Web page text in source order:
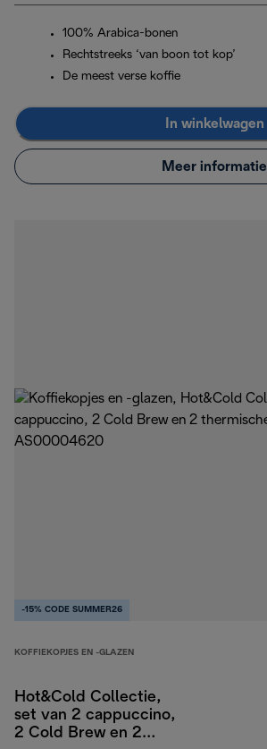
100% Arabica-bonen
Rechtstreeks ‘van boon tot kop’
De meest verse koffie
In winkelwagen
Meer informatie
-15% CODE SUMMER26
KOFFIEKOPJES EN -GLAZEN
Hot&Cold Collectie,
set van 2 cappuccino,
2 Cold Brew en 2